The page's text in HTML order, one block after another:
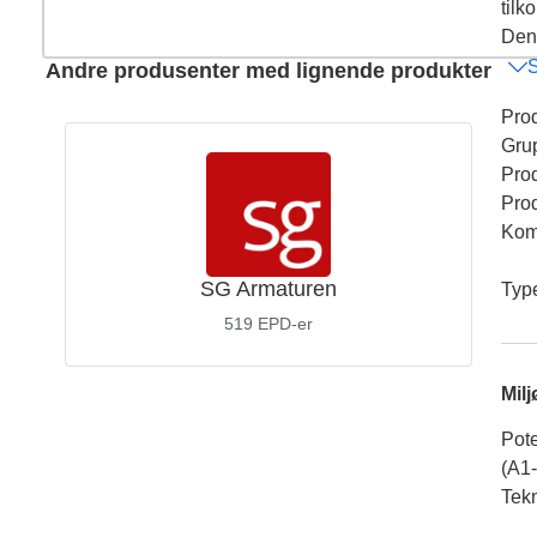
Andre produsenter med lignende produkter
SG Armaturen
519 EPD-er